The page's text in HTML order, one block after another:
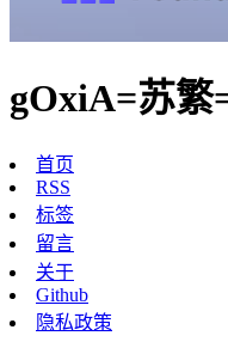
gOxiA=苏繁
首页
RSS
标签
留言
关于
Github
隐私政策